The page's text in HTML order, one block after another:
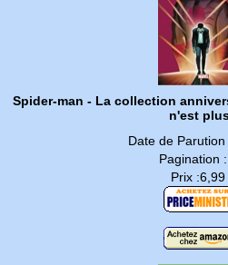
Spider-man - La collection
n'est
Date de
Pagination
Prix :6,99